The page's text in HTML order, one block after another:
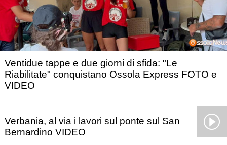
Ventidue tappe e due giorni di sfida: "Le
Riabilitate" conquistano Ossola Express FOTO e
VIDEO
Verbania, al via i lavori sul ponte sul San
Bernardino VIDEO